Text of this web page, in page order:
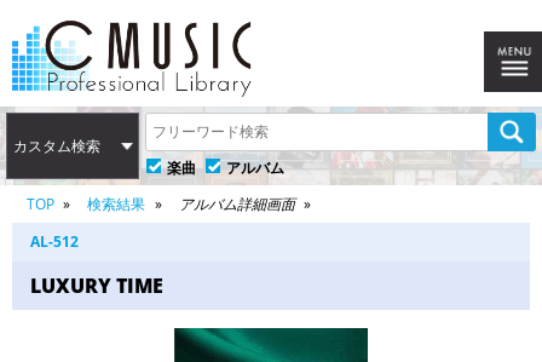
カスタム検索
楽曲
アルバム
TOP
検索結果
アルバム詳細画面
AL-512
LUXURY TIME